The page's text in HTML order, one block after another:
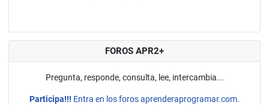
FOROS APR2+
Pregunta, responde, consulta, lee, intercambia...
Participa!!! Entra en los foros aprenderaprogramar.com.